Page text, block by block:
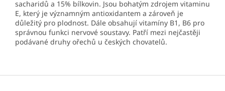
sacharidů a 15% bílkovin. Jsou bohatým zdrojem vitaminu
E, který je významným antioxidantem a zároveň je
důležitý pro plodnost. Dále obsahují vitamíny B1, B6 pro
správnou funkci nervové soustavy. Patří mezi nejčastěji
podávané druhy ořechů u českých chovatelů.
Z